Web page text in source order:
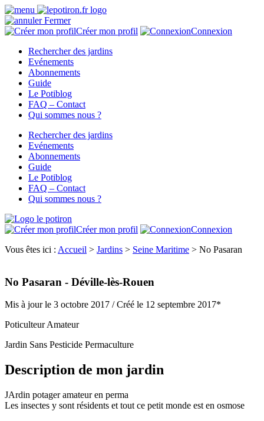
Fermer
Créer mon profil
Connexion
Rechercher des jardins
Evénements
Abonnements
Guide
Le Potiblog
FAQ – Contact
Qui sommes nous ?
Rechercher des jardins
Evénements
Abonnements
Guide
Le Potiblog
FAQ – Contact
Qui sommes nous ?
Créer mon profil
Connexion
Vous êtes ici : Accueil > Jardins > Seine Maritime > No Pasaran
No Pasaran - Déville-lès-Rouen
Mis à jour le 3 octobre 2017 /Créé le 12 septembre 2017*
Poticulteur Amateur
Jardin Sans Pesticide Permaculture
Description de mon jardin
JArdin potager amateur en perma
Les insectes y sont résidents et tout ce petit monde est en osmose